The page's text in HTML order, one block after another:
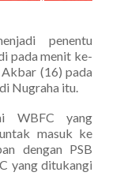
penentu
pada menit ke-
(16) pada
Nugraha itu.
WBFC yang
masuk ke
dengan PSB
yang ditukangi